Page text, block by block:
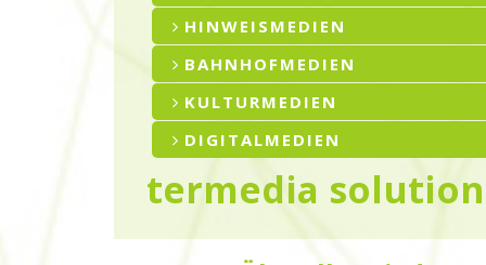
termedia
HINWEISMEDIEN
BAHNHOFMEDIEN
KULTURMEDIEN
DIGITALMEDIEN